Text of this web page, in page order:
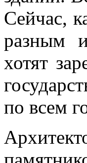
Сейчас,
разным
хотят
по всем